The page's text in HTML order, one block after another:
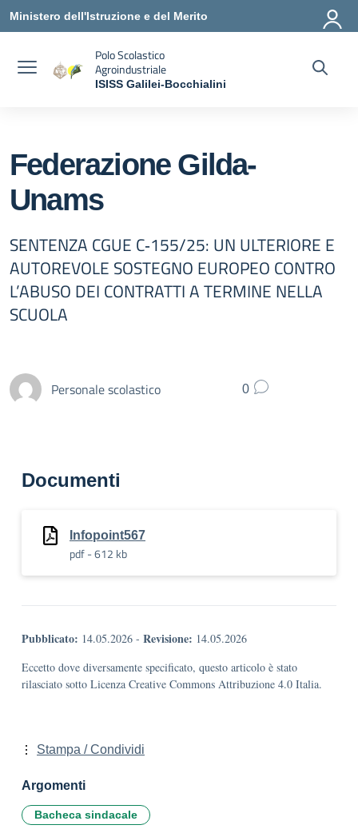
Ministero dell'Istruzione e del Merito
Polo Scolastico
Agroindustriale
ISISS Galilei-Bocchialini
Federazione Gilda-
Unams
SENTENZA CGUE C‑155/25: UN ULTERIORE E
AUTOREVOLE SOSTEGNO EUROPEO CONTRO
L’ABUSO DEI CONTRATTI A TERMINE NELLA
SCUOLA
Personale scolastico 0
Documenti
Infopoint567
pdf - 612 kb
Pubblicato: 14.05.2026 - Revisione: 14.05.2026
Eccetto dove diversamente specificato, questo articolo è stato
rilasciato sotto Licenza Creative Commons Attribuzione 4.0 Italia.
Stampa / Condividi
Argomenti
Bacheca sindacale